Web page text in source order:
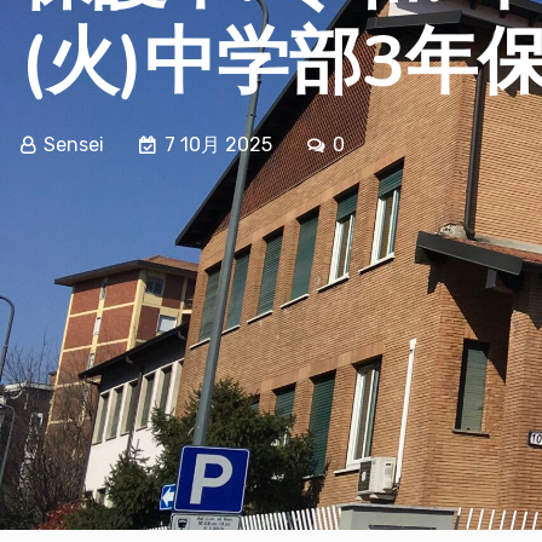
(火)中学部3年
Sensei 7 10月 2025 0